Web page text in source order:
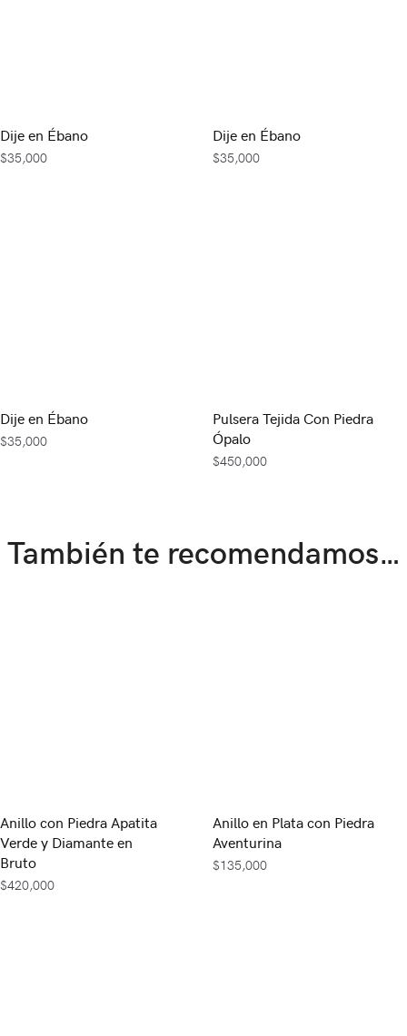
Dije en Ébano
$35,000
Dije en Ébano
$35,000
Dije en Ébano
$35,000
Pulsera Tejida Con Piedra
Ópalo
$450,000
También te recomendamos…
Anillo con Piedra Apatita
Verde y Diamante en
Bruto
$420,000
Anillo en Plata con Piedra
Aventurina
$135,000